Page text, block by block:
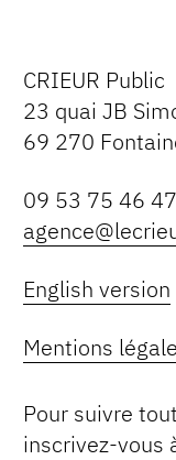
CRIEUR Public
23 quai JB
69 270
09 53 75 46 47
English version
Mentions
Pour suivre
inscrivez-vous